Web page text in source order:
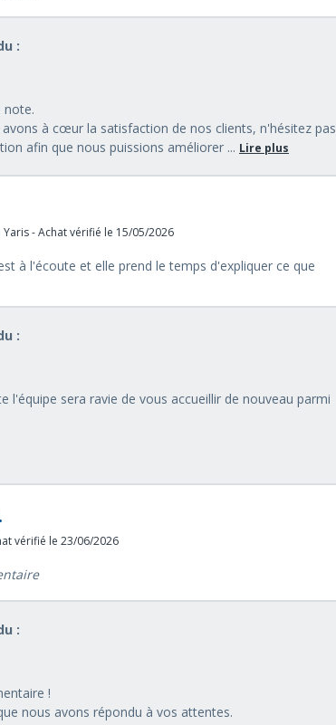
:
note.
avons à cœur la satisfaction de nos clients, n'hésitez pas
afin que nous puissions améliorer ... Lire plus
- Achat vérifié le 15/05/2026
à l'écoute et elle prend le temps d'expliquer ce que
:
l'équipe sera ravie de vous accueillir de nouveau parmi
vérifié le 23/06/2026
:
!
nous avons répondu à vos attentes.